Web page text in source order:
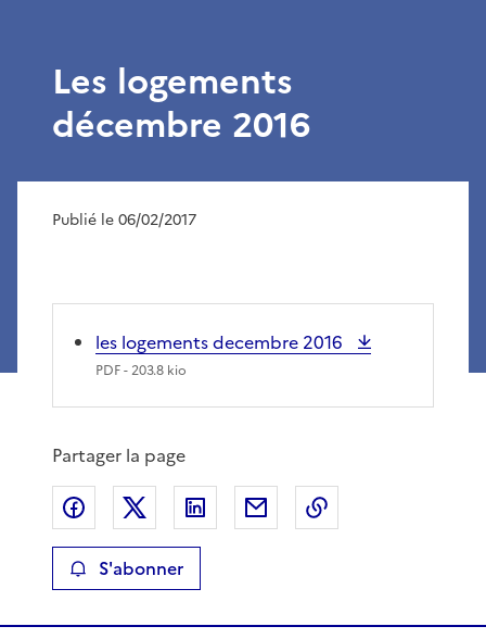
Les logements
décembre 2016
Publié le 06/02/2017
les logements decembre 2016
PDF- 203.8 kio
Partager la page
Partager sur Facebook
Partager sur XPartager sur LinkedIn
Partager par email
S'abonner